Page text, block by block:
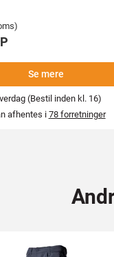
Se mere
(Bestil inden kl. 16)
afhentes i 78 forretninger